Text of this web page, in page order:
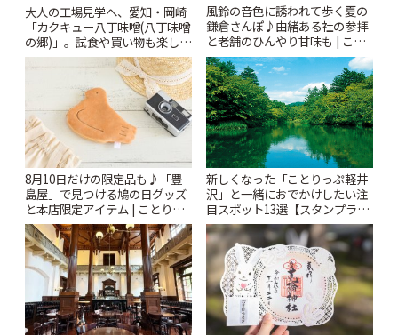
大人の工場見学へ、愛知・岡崎
「カクキュー八丁味噌(八丁味噌
の郷)」。試食や買い物も楽しみ
♪ | ことりっぷ
風鈴の音色に誘われて歩く夏の
鎌倉さんぽ♪由緒ある社の参拝
と老舗のひんやり甘味も | こと
りっぷ
8月10日だけの限定品も♪「豊
島屋」で見つける鳩の日グッズ
と本店限定アイテム | ことりっ
ぷ
新しくなった「ことりっぷ軽井
沢」と一緒におでかけしたい注
目スポット13選【スタンプラリ
ー開催中】 | ことりっぷ